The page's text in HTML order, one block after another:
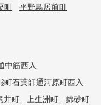
町
平野鳥居前町
中筋西入
町石薬師通河原町西入
井町 上生洲町
錦砂町